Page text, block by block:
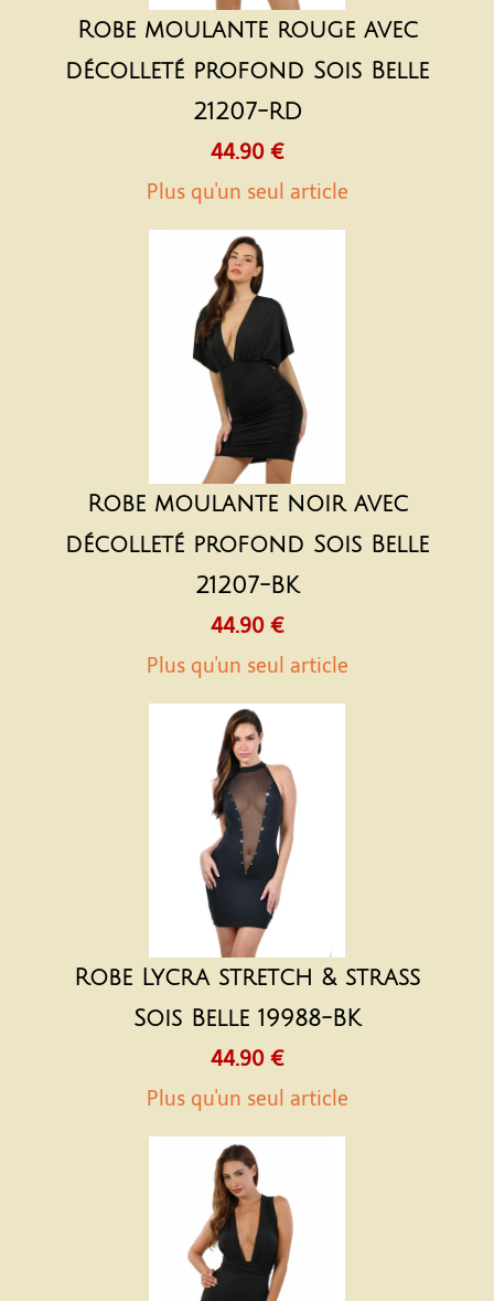
Robe moulante rouge avec
décolleté profond Sois Belle
21207-RD
44.90 €
Plus qu'un seul article
Robe moulante noir avec
décolleté profond Sois Belle
21207-BK
44.90 €
Plus qu'un seul article
Robe Lycra stretch & strass
Sois Belle 19988-BK
44.90 €
Plus qu'un seul article